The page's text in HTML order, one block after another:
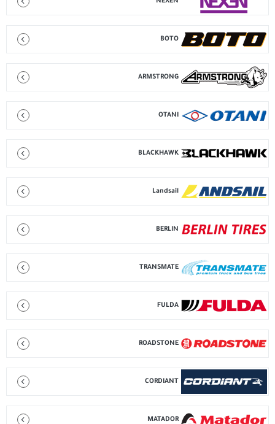
BOTO
ARMSTRONG
OTANI
BLACKHAWK
Landsail
BERLIN
TRANSMATE
FULDA
ROADSTONE
CORDIANT
MATADOR